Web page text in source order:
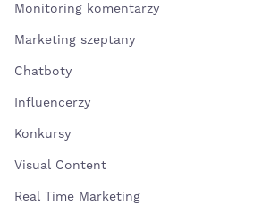
Monitoring komentarzy
Marketing szeptany
Chatboty
Influencerzy
Konkursy
Visual Content
Real Time Marketing